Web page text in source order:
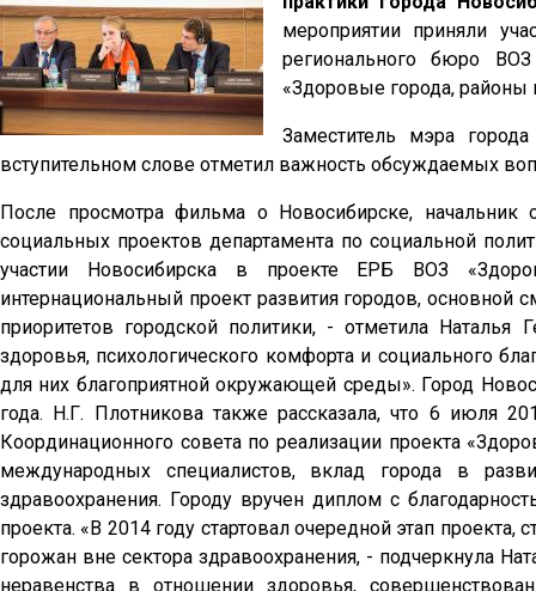
мероприятии приняли
регионального бюро
«Здоровые города, районы
Заместитель мэра
вступительном слове отметил важность обсуждаемых
После просмотра фильма о Новосибирске,
социальных проектов департамента по социальной
участии Новосибирска в проекте ЕРБ ВОЗ
интернациональный проект развития городов,
приоритетов городской политики, - отметила
здоровья, психологического комфорта и социального
для них благоприятной окружающей среды». Город
года. Н.Г. Плотникова также рассказала, что 6 июля
Координационного совета по реализации проекта
международных специалистов, вклад города в
здравоохранения. Городу вручен диплом с
проекта. «В 2014 году стартовал очередной этап
горожан вне сектора здравоохранения, - подчеркнула
неравенства в отношении здоровья,